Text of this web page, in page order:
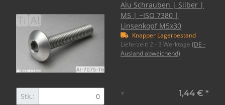
Alu Schrauben | Silber |
M5 | ~ISO 7380 |
Linsenkopf M5x30
Knapper Lagerbestand
Lieferzeit: 2 - 3 Werktage (DE -
Ausland abweichend)
Stk.:
× 1,44 € *